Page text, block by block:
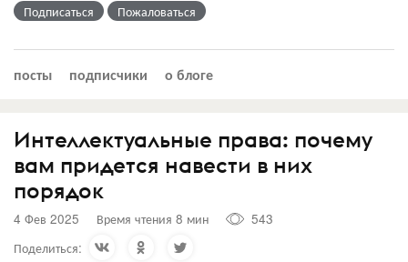
Подписаться Пожаловаться
посты подписчики о блоге
Интеллектуальные права: почему
вам придется навести в них
порядок
4 Фев 2025 Время чтения 8 мин
543
Поделиться: